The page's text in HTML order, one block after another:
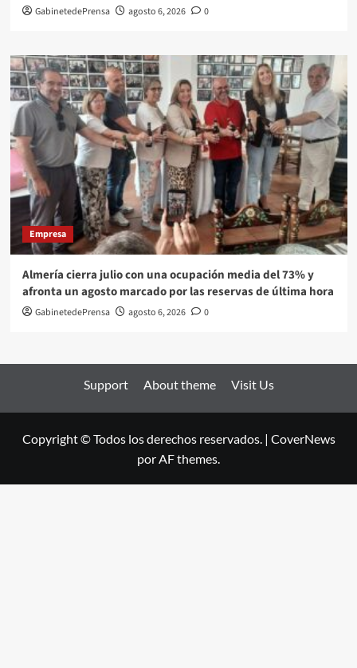
GabinetedePrensa agosto 6, 2026 0
Empresa
Almería cierra julio con una ocupación media del 73% y
afronta un agosto marcado por las reservas de última hora
GabinetedePrensa agosto 6, 2026 0
Support About theme Visit Us
Copyright © Todos los derechos reservados. | CoverNews
por AF themes.